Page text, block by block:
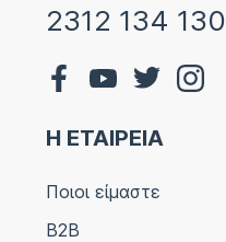
2312 134 130
Η ΕΤΑΙΡΕΙΑ
Ποιοι είμαστε
B2B